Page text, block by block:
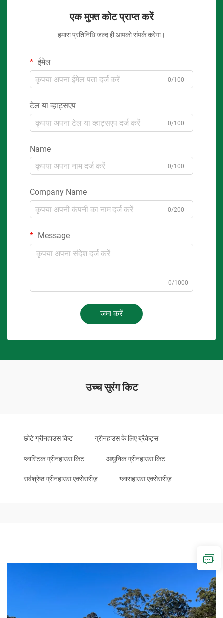
एक मुफ्त कोट प्राप्त करें
हमारा प्रतिनिधि जल्द ही आपको संपर्क करेगा।
ईमेल
0/100
टेल या व्हाट्सएप
0/100
Name
0/100
Company Name
0/200
Message
0/1000
जमा करें
उच्च सुरंग किट
छोटे ग्रीनहाउस किट ग्रीनहाउस के लिए ब्रैकेट्स
प्लास्टिक ग्रीनहाउस किट आधुनिक ग्रीनहाउस किट
सर्वश्रेष्ठ ग्रीनहाउस एक्सेसरीज़ ग्लासहाउस एक्सेसरीज़